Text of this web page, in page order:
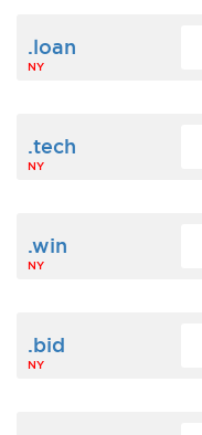
.loan
NY
.tech
NY
.win
NY
.bid
NY